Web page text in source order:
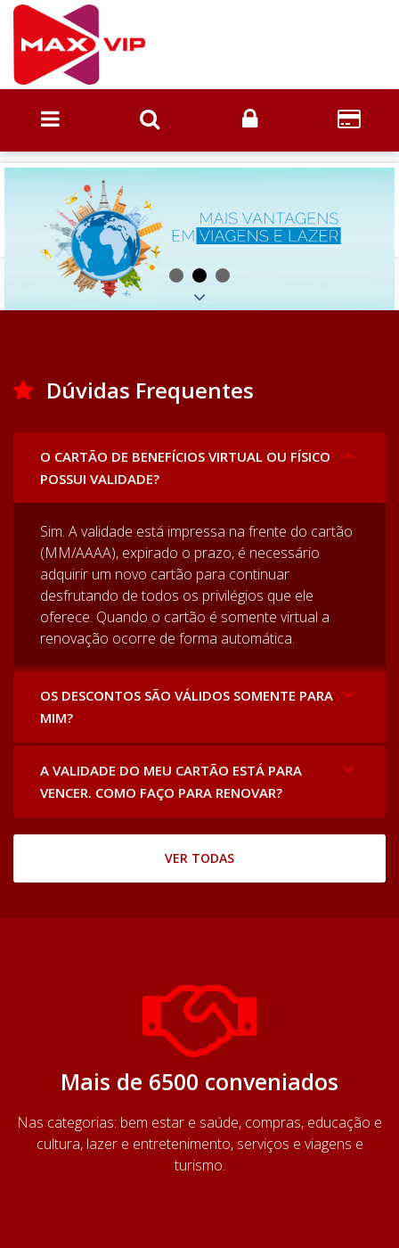
Dúvidas Frequentes
O CARTÃO DE BENEFÍCIOS VIRTUAL OU FÍSICO
POSSUI VALIDADE?
Sim. A validade está impressa na frente do cartão
(MM/AAAA), expirado o prazo, é necessário
adquirir um novo cartão para continuar
desfrutando de todos os privilégios que ele
oferece. Quando o cartão é somente virtual a
renovação ocorre de forma automática.
OS DESCONTOS SÃO VÁLIDOS SOMENTE PARA
MIM?
A VALIDADE DO MEU CARTÃO ESTÁ PARA
VENCER. COMO FAÇO PARA RENOVAR?
VER TODAS
Mais de 6500 conveniados
Nas categorias: bem estar e saúde, compras, educação e
cultura, lazer e entretenimento, serviços e viagens e
turismo.